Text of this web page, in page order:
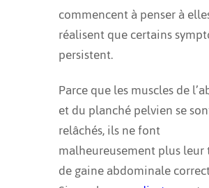
commencent à penser à
réalisent que certains
persistent.
Parce que les muscles de
et du planché pelvien se
relâchés, ils ne font
malheureusement plus
de gaine abdominale